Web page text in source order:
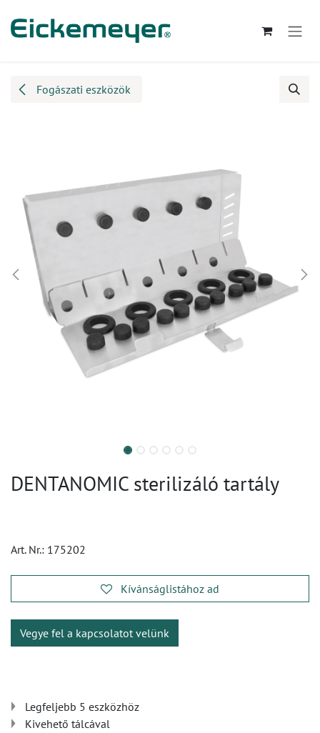
Fogászati eszközök
DENTANOMIC sterilizáló tartály
Art. Nr.: 175202
Kívánságlistához ad
Vegye fel a kapcsolatot velünk
Legfeljebb 5 eszközhöz
Kivehető tálcával